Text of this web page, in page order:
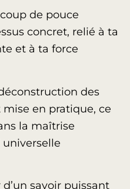
de pouce
concret, relié à ta
et à ta force
des
en pratique, ce
la maîtrise
savoir puissant